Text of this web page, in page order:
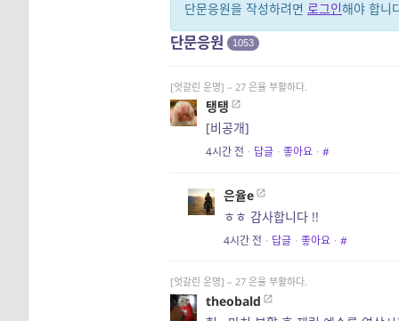
단문응원을 작성하려면 로그인해야 합니
단문응원 1053
[엇갈린 운명] – 27 은율 부활하다.
탱탱
[비공개]
4시간 전 · 답글 · 좋아요 · #
은율e
ㅎㅎ 감사합니다 !!
4시간 전 · 답글 · 좋아요 · #
[엇갈린 운명] – 27 은율 부활하다.
theobald